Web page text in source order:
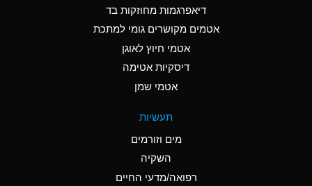
Ammonia Anhydrous
C
Ammonia Gas (cold)
A
Ammonia Gas (hot)
דיאפרגמות מחוזקות בד
אטמים מקושרים גומי למתכת
אטמי חיוץ לאוגן
דיסקיות אטימה
אטמי שמן
תעשיות
מים וזורמים
השקיה
רפואה/מדעי החיים